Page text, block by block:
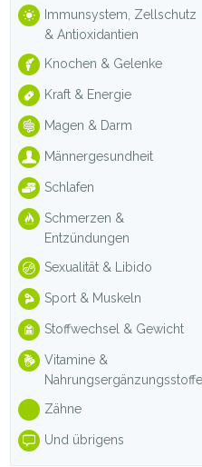
Immunsystem, Zellschutz
& Antioxidantien
Knochen & Gelenke
Kraft & Energie
Magen & Darm
Männergesundheit
Schlafen
Schmerzen &
Entzündungen
Sexualität & Libido
Sport & Muskeln
Stoffwechsel & Gewicht
Vitamine &
Nahrungsergänzungsstoffe
Zähne
Und übrigens